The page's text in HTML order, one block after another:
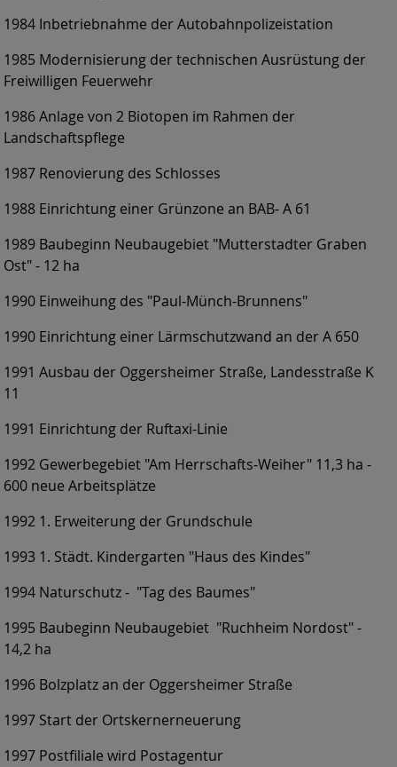
1984 Inbetriebnahme der Autobahnpolizeistation
1985 Modernisierung der technischen Ausrüstung der
Freiwilligen Feuerwehr
1986 Anlage von 2 Biotopen im Rahmen der
Landschaftspflege
1987 Renovierung des Schlosses
1988 Einrichtung einer Grünzone an BAB- A 61
1989 Baubeginn Neubaugebiet "Mutterstadter Graben
Ost" - 12 ha
1990 Einweihung des "Paul-Münch-Brunnens"
1990 Einrichtung einer Lärmschutzwand an der A 650
1991 Ausbau der Oggersheimer Straße, Landesstraße K
11
1991 Einrichtung der Ruftaxi-Linie
1992 Gewerbegebiet "Am Herrschafts-Weiher" 11,3 ha -
600 neue Arbeitsplätze
1992 1. Erweiterung der Grundschule
1993 1. Städt. Kindergarten "Haus des Kindes"
1994 Naturschutz - "Tag des Baumes"
1995 Baubeginn Neubaugebiet "Ruchheim Nordost" -
14,2 ha
1996 Bolzplatz an der Oggersheimer Straße
1997 Start der Ortskernerneuerung
1997 Postfiliale wird Postagentur